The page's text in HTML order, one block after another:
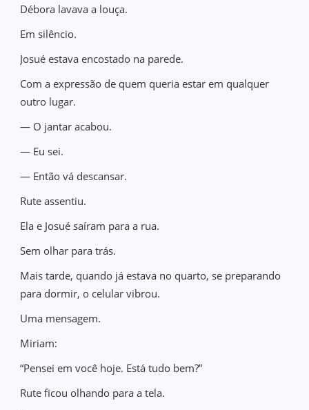
Débora lavava a louça.
Em silêncio.
Josué estava encostado na parede.
Com a expressão de quem queria estar em qualquer
outro lugar.
— O jantar acabou.
— Eu sei.
— Então vá descansar.
Rute assentiu.
Ela e Josué saíram para a rua.
Sem olhar para trás.
Mais tarde, quando já estava no quarto, se preparando
para dormir, o celular vibrou.
Uma mensagem.
Miriam:
“Pensei em você hoje. Está tudo bem?”
Rute ficou olhando para a tela.